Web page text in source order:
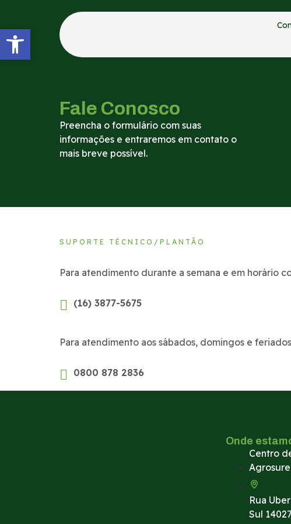
Fale Conosco
Preencha o formulário com suas
informações e entraremos em contato o
mais breve possível.
SUPORTE TÉCNICO/PLANTÃO
Para atendimento durante a semana e em horário
(16) 3877-5675
Para atendimento aos sábados, domingos e
0800 878 2836
Onde
Centro
Agrosure
Rua
Sul
Abrir a barra de ferramentas